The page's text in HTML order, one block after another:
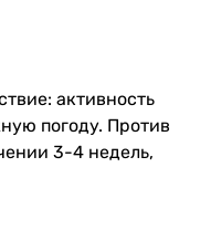
активность
погоду. Против
3-4 недель,